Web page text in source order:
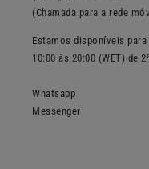
(Chamada para a rede
Estamos disponíveis
10:00 às 20:00 (WET) de
Whatsapp
Messenger